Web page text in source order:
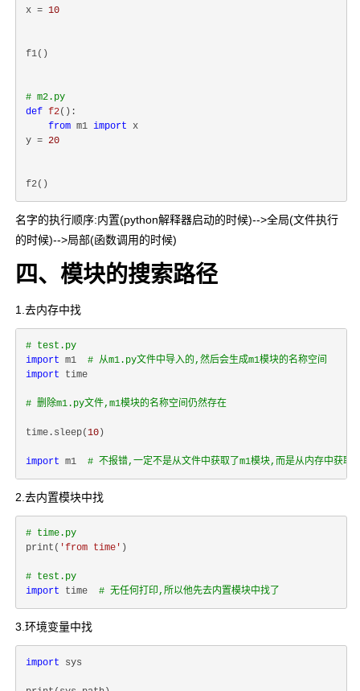
x = 10
f1()
# m2.py
def f2():
from m1 import x
y = 20
名字的执行顺序:内置(python解释器启动的时候)-->全局(文件执行
的时候)-->局部(函数调用的时候)
四、模块的搜索路径
1.去内存中找
# test.py
import m1 # 从m1.py文件中导入的,然后会生成m1模块的名称空间
import time
# 删除m1.py文件,m1模块的名称空间仍然存在
time.sleep(10 )
import m1 # 不报错,一定不是从文件中获取了m1模块,而是从内存中获取
2.去内置模块中找
# time.py
print( 'from time' )
# test.py
import time # 无任何打印,所以他先去内置模块中找了
3.环境变量中找
import sys